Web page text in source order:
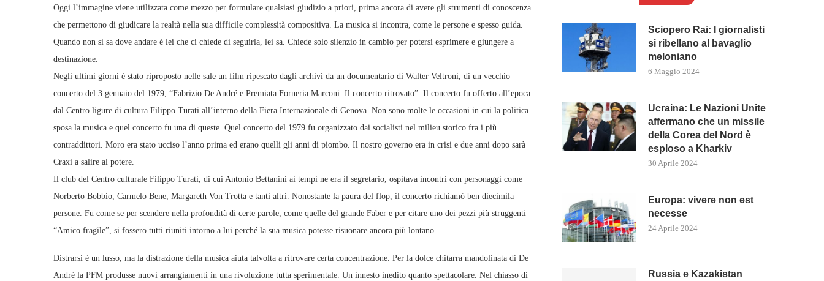
Oggi l’immagine viene utilizzata come mezzo per formulare qualsiasi giudizio a priori, prima ancora di avere gli strumenti di conoscenza
che permettono di giudicare la realtà nella sua difficile complessità compositiva. La musica si incontra, come le persone e spesso guida.
Quando non si sa dove andare è lei che ci chiede di seguirla, lei sa. Chiede solo silenzio in cambio per potersi esprimere e giungere a
destinazione.
Negli ultimi giorni è stato riproposto nelle sale un film ripescato dagli archivi da un documentario di Walter Veltroni, di un vecchio
concerto del 3 gennaio del 1979, “Fabrizio De André e Premiata Forneria Marconi. Il concerto ritrovato”. Il concerto fu offerto all’epoca
dal Centro ligure di cultura Filippo Turati all’interno della Fiera Internazionale di Genova. Non sono molte le occasioni in cui la politica
sposa la musica e quel concerto fu una di queste. Quel concerto del 1979 fu organizzato dai socialisti nel milieu storico fra i più
contraddittori. Moro era stato ucciso l’anno prima ed erano quelli gli anni di piombo. Il nostro governo era in crisi e due anni dopo sarà
Craxi a salire al potere.
Il club del Centro culturale Filippo Turati, di cui Antonio Bettanini ai tempi ne era il segretario, ospitava incontri con personaggi come
Norberto Bobbio, Carmelo Bene, Margareth Von Trotta e tanti altri. Nonostante la paura del flop, il concerto richiamò ben diecimila
persone. Fu come se per scendere nella profondità di certe parole, come quelle del grande Faber e per citare uno dei pezzi più struggenti
“Amico fragile”, si fossero tutti riuniti intorno a lui perché la sua musica potesse risuonare ancora più lontano.
Distrarsi è un lusso, ma la distrazione della musica aiuta talvolta a ritrovare certa concentrazione. Per la dolce chitarra mandolinata di De
André la PFM produsse nuovi arrangiamenti in una rivoluzione tutta sperimentale. Un innesto inedito quanto spettacolare. Nel chiasso di
Sciopero Rai: I giornalisti
si ribellano al bavaglio
meloniano
6 Maggio 2024
Ucraina: Le Nazioni Unite
affermano che un missile
della Corea del Nord è
esploso a Kharkiv
30 Aprile 2024
Europa: vivere non est
necesse
24 Aprile 2024
Russia e Kazakistan